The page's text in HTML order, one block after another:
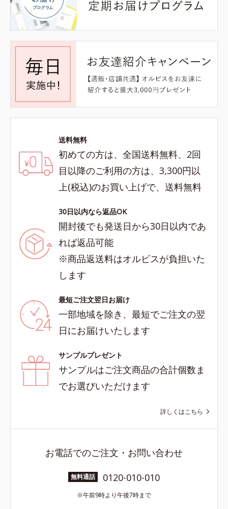
送料無料
初めての方は、全国送料無料、2回
目以降のご利用の方は、3,300円以
上(税込)のお買い上げで、送料無料
30日以内なら返品OK
開封後でも発送日から30日以内であ
れば返品可能
※商品返送料はオルビスが負担いた
します
最短ご注文翌日お届け
一部地域を除き、最短でご注文の翌
日にお届けいたします
サンプルプレゼント
サンプルはご注文商品の合計個数ま
でお選びいただけます
詳しくはこちら
お電話でのご注文・お問い合わせ
無料通話 0120-010-010
午前9時より午後7時まで